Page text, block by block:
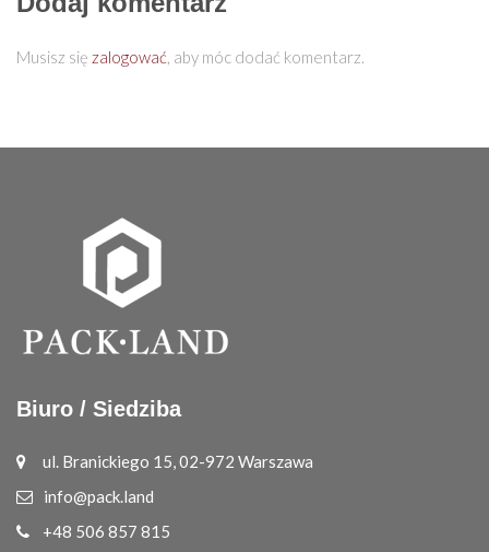
Musisz się zalogować, aby móc dodać komentarz.
Biuro / Siedziba
ul. Branickiego 15, 02-972 Warszawa
info@pack.land
+48 506 857 815